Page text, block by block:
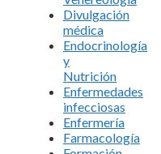
Divulgación
médica
Endocrinología
y
Nutrición
Enfermedades
infecciosas
Enfermería
Farmacología